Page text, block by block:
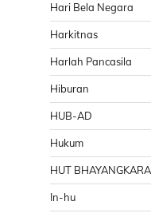
Hari Bela Negara
Harkitnas
Harlah Pancasila
Hiburan
HUB-AD
Hukum
HUT BHAYANGKARA
In-hu